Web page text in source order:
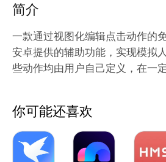
简介
一款通过视图化编辑点击动作的
安卓提供的辅助功能，实现模拟
些动作均由用户自己定义，在一
你可能还喜欢